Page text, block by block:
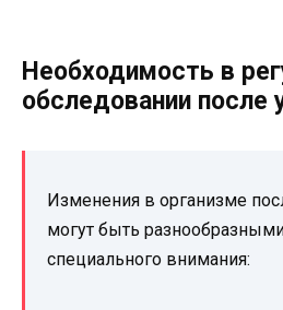
Необходимость в
обследовании после
Изменения в организме
могут быть
специального внимания: